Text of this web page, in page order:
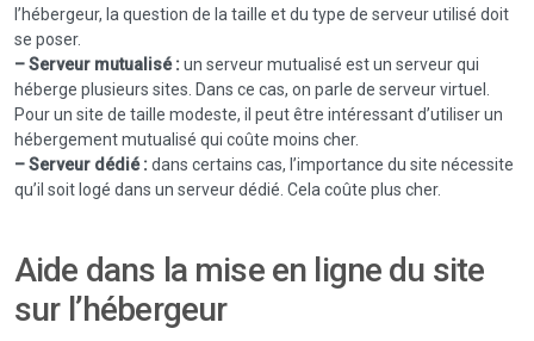
l’hébergeur, la question de la taille et du type de serveur utilisé doit
se poser.
– Serveur mutualisé :un serveur mutualisé est un serveur qui
héberge plusieurs sites. Dans ce cas, on parle de serveur virtuel.
Pour un site de taille modeste, il peut être intéressant d’utiliser un
hébergement mutualisé qui coûte moins cher.
– Serveur dédié :dans certains cas, l’importance du site nécessite
qu’il soit logé dans un serveur dédié. Cela coûte plus cher.
Aide dans la mise en ligne du site
sur l’hébergeur